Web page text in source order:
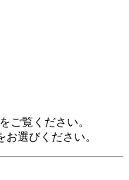
ご覧ください。
選びください。